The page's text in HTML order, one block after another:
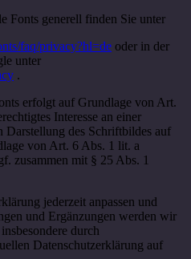
Fonts generell finden Sie unter
faq/privacy?hl=de oder in der
unter
.
erfolgt auf Grundlage von Art.
Interesse an einer
Darstellung des Schriftbildes auf
von Art. 6 Abs. 1 lit. a
zusammen mit § 25 Abs. 1
jederzeit anpassen und
und Ergänzungen werden wir
durch
Datenschutzerklärung auf